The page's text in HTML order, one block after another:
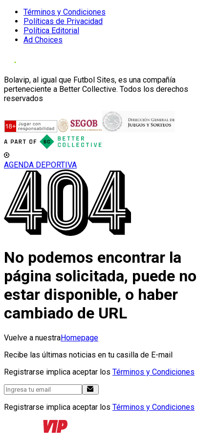
Términos y Condiciones
Políticas de Privacidad
Política Editorial
Ad Choices
Bolavip, al igual que Futbol Sites, es una compañía
perteneciente a Better Collective. Todos los derechos
reservados
AGENDA DEPORTIVA
No podemos encontrar la
página solicitada, puede no
estar disponible, o haber
cambiado de URL
Vuelve a nuestraHomepage
Recibe las últimas noticias en tu casilla de E-mail
Registrarse implica aceptar los Términos y Condiciones
Registrarse implica aceptar los Términos y Condiciones